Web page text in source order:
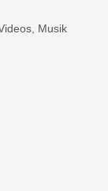
Musik